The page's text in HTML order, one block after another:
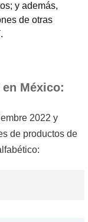
y además,
de otras
.
en México:
2022 y
de productos de